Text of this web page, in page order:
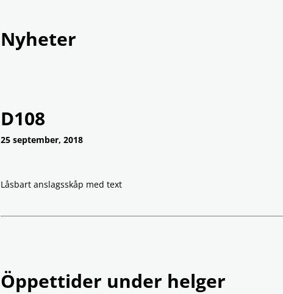
Nyheter
D108
25 september, 2018
Låsbart anslagsskåp med text
Öppettider under helger